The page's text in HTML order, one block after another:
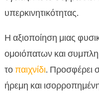
υπερκινητικότητας.
Η αξιοποίηση μιας
ομοιόπατων και
τοπαιχνίδι. Προσφέρει
ήρεμη και